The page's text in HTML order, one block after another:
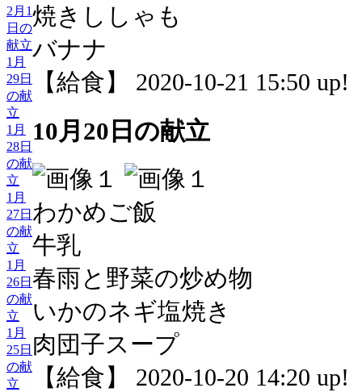
2月1
日の
献立
1月
29日
の献
立
1月
28日
の献
立
1月
27日
の献
立
1月
26日
の献
立
1月
25日
の献
立
焼きししゃも
バナナ
【給食】 2020-10-21 15:50 up!
10月20日の献立
わかめご飯
牛乳
春雨と野菜の炒め物
いかのネギ塩焼き
肉団子スープ
【給食】 2020-10-20 14:20 up!